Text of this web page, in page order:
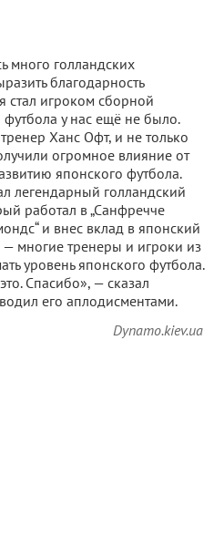
много голландских
благодарность
стал игроком сборной
у нас ещё не было.
Ханс Офт, и не только
огромное влияние от
японского футбола.
легендарный голландский
работал в „Санфречче
и внес вклад в японский
— многие тренеры и игроки из
уровень японского футбола.
Спасибо», — сказал
его аплодисментами.
Dynamo.kiev.ua